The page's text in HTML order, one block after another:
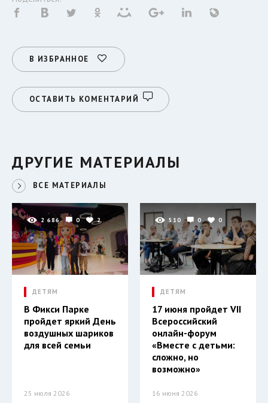
В ИЗБРАННОЕ
ОСТАВИТЬ КОМЕНТАРИЙ
ДРУГИЕ МАТЕРИАЛЫ
ВСЕ МАТЕРИАЛЫ
2 686 0 2
ДЕТЯМ
В Фикси Парке
пройдет яркий День
воздушных шариков
для всей семьи
25 июля 2026
510 0 0
ДЕТЯМ
17 июня пройдет VII
Всероссийский
онлайн-форум
«Вместе с детьми:
сложно, но
возможно»
16 июня 2026